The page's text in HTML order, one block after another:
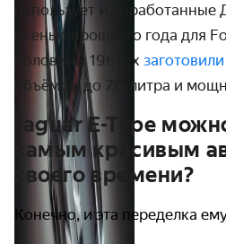
использует и
осенью прошлого года для
половины 1960-х заготовили
объёмом до 7,0 литра и
Jaguar E-Type
самым красивым
своего времени?
Конечно, и эта переделка